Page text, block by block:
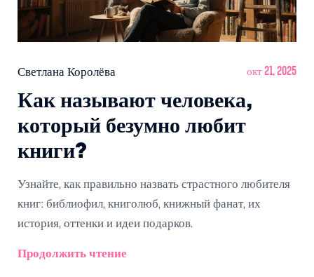
Светлана Королёва окт 21, 2025
Как называют человека,
который безумно любит
книги?
Узнайте, как правильно назвать страстного любителя
книг: библиофил, книголюб, книжный фанат, их
история, оттенки и идеи подарков.
Продолжить чтение